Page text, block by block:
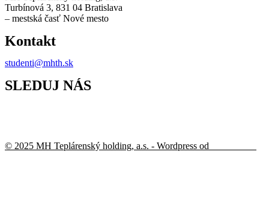
Turbínová 3, 831 04 Bratislava
– mestská časť Nové mesto
Kontakt
studenti@mhth.sk
SLEDUJ NÁS
© 2025 MH Teplárenský holding, a.s. - Wordpress od